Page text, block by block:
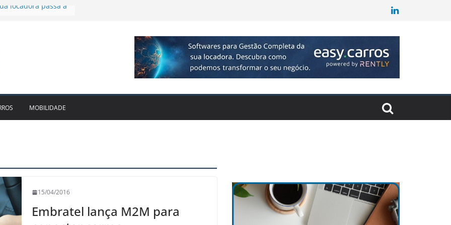
1bi no 2T26 e
de veículos
para o RJ e
leva Localiza
MOBILIDADE
15/04/2016
Embratel lança M2M para